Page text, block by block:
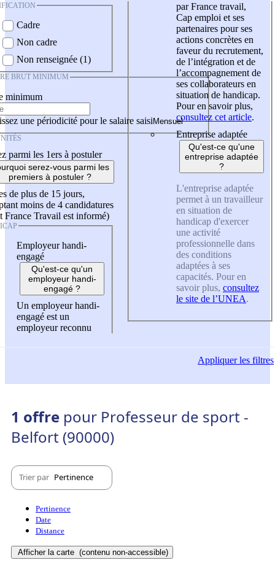
Cadre
Non cadre
Non renseignée (1)
BRUT MINIMUM
minimum
une périodicité pour le salaire saisi
parmi les 1ers à postuler
serez-vous parmi les
premiers à postuler ?
de plus de 15 jours,
moins de 4 candidatures
France Travail est informé)
Employeur handi-
engagé
Qu'est-ce qu'un
employeur handi-
engagé ?
Un employeur handi-
engagé est un
employeur reconnu
par France travail,
Cap emploi et ses
partenaires pour ses
actions concrètes en
faveur du recrutement,
de l’intégration et de
l’accompagnement de
ses collaborateurs en
situation de handicap.
Pour en savoir plus,
consultez cet article.
Entreprise adaptée
Qu'est-ce qu'une
entreprise adaptée
?
L'entreprise adaptée
permet à un travailleur
en situation de
handicap d'exercer
une activité
professionnelle dans
des conditions
adaptées à ses
capacités. Pour en
savoir plus, consultez
le site de l’UNEA.
Appliquerles filtres
1 offre pour Professeur de sport -
Belfort (90000)
Trier par Pertinence
Pertinence
Date
Distance
Afficher la carte (contenu non-accessible)